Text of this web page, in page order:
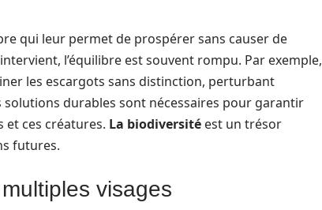
qui leur permet de prospérer sans causer de
l’équilibre est souvent rompu. Par exemple,
les escargots sans distinction, perturbant
solutions durables sont nécessaires pour garantir
et ces créatures. La biodiversité est un trésor
futures.
visages